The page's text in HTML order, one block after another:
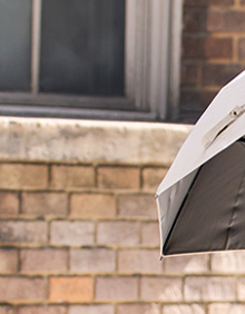
キャスケット
サンバイザー
異素材タイプ
ハットクリップ
ハットライナー